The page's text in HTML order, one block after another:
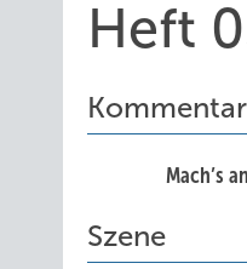
Heft
Kommentar
Mach’s
Szene